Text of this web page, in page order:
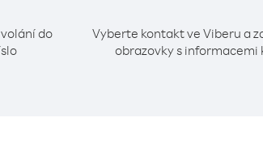
do
Vyberte kontakt ve Viberu a
obrazovky s informacemi